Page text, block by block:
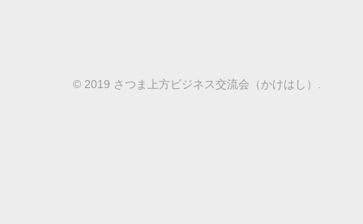
© 2019 さつま上方ビジネス交流会（かけはし）.